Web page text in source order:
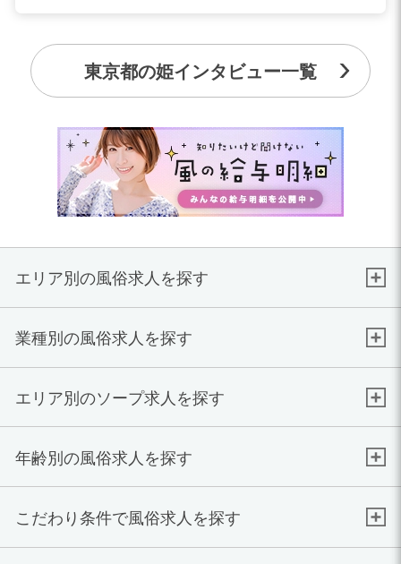
東京都の姫インタビュー一覧
エリア別の風俗求人を探す
業種別の風俗求人を探す
エリア別のソープ求人を探す
年齢別の風俗求人を探す
こだわり条件で風俗求人を探す